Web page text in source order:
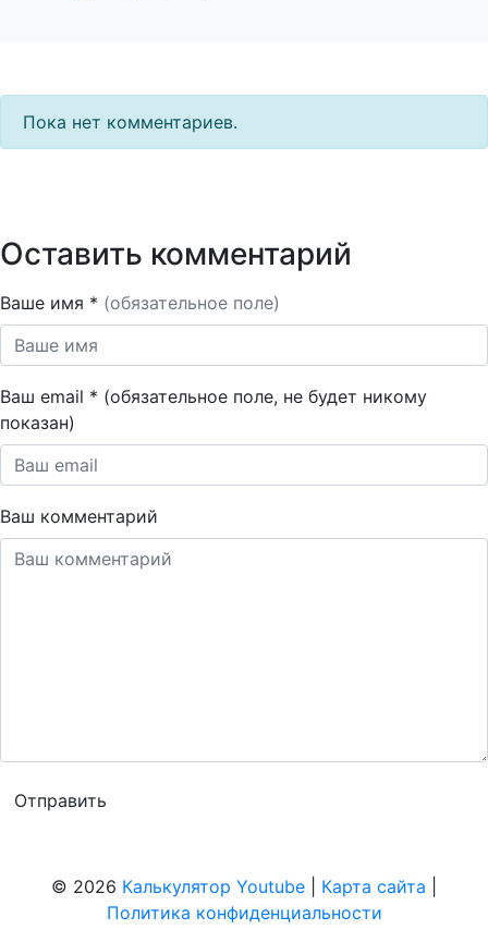
Пока нет комментариев.
Оставить комментарий
Ваше имя * (обязательное поле)
Ваш email * (обязательное поле, не будет никому
показан)
Ваш комментарий
© 2026 Калькулятор Youtube Карта сайта
Политика конфиденциальности